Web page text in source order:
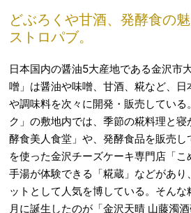
どぶろくや甘酒、発酵食の
ストロパブ。
日本国内の醤油5大産地である金沢市
噌」は醤油や味噌、甘酒、糀など、
や調味料を次々に開発・販売してい
ク」の敷地内では、季節の糀料理と
酵食美人食堂」や、発酵食品を販売
を使った金沢チーズケーキ専門店「
手湯が体験できる「糀蔵」などがあ
ットとして人気を博している。そん
月に誕生したのが「金沢天晴 山藤濁